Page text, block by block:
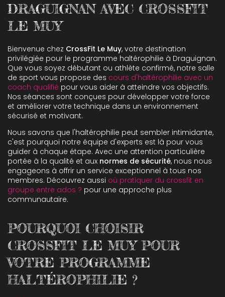
DRAGUIGNAN AVEC CROSSFIT
LE MUY
Bienvenue chez CrossFit Le Muy, votre destination
privilégiée pour le programme haltérophilie à Draguignan.
Que vous soyez débutant ou athlète confirmé, notre salle
de sport vous propose des cours d'haltérophilie avec un
coach qualifié pour vous aider à atteindre vos objectifs.
Nos séances sont conçues pour développer votre force
et améliorer votre technique dans un environnement
sécurisé et motivant.
Nous savons que l'haltérophilie peut sembler intimidante,
c'est pourquoi notre équipe d'experts est là pour vous
guider à chaque étape. Avec une attention particulière
portée à la qualité et aux normes de sécurité, nous nous
engageons à offrir un service exceptionnel à tous nos
membres. Découvrez aussi où pratiquer du crossfit en
groupe entre ados ? pour une approche plus
communautaire.
POURQUOI CHOISIR
CROSSFIT LE MUY POUR
VOTRE PROGRAMME
HALTÉROPHILIE ?